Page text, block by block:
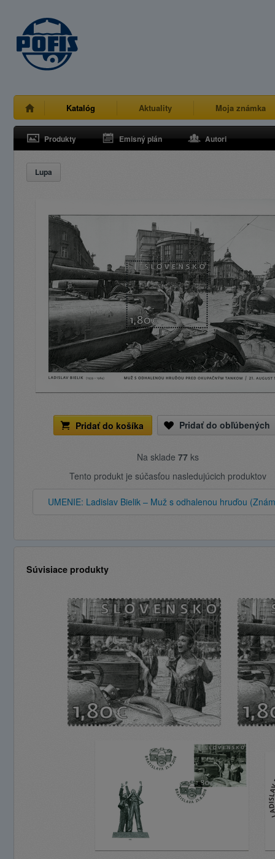
Katalóg Aktuality Moja známka
Produkty Emisný plán Autori
Lupa
Pridať do košíka Pridať do obľúbených
Na sklade 77ks
Tento produkt je súčasťou nasledujúcich produktov
UMENIE: Ladislav Bielik – Muž s odhalenou hruďou
Súvisiace produkty